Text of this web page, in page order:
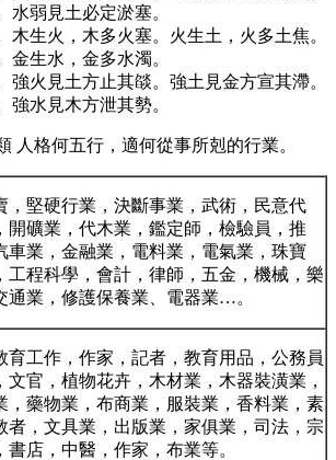
水弱見土必定淤塞。
木生火，木多火塞。火生土，火多土焦。
金生水，金多水濁。
強火見土方止其燄。強土見金方宣其滯。
強水見木方泄其勢。
人格何五行，適何從事所剋的行業。
，堅硬行業，決斷事業，武術，民意代
開礦業，代木業，鑑定師，檢驗員，推
車業，金融業，電料業，電氣業，珠寶
工程科學，會計，律師，五金，機械，樂
通業，修護保養業、電器業…。
育工作，作家，記者，教育用品，公務員
文官，植物花卉，木材業，木器裝潢業，
，藥物業，布商業，服裝業，香料業，素
者，文具業，出版業，家俱業，司法，宗
書店，中醫，作家，布業等。